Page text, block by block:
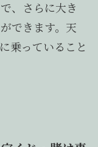
、さらに大き
できます。天
乗っていること